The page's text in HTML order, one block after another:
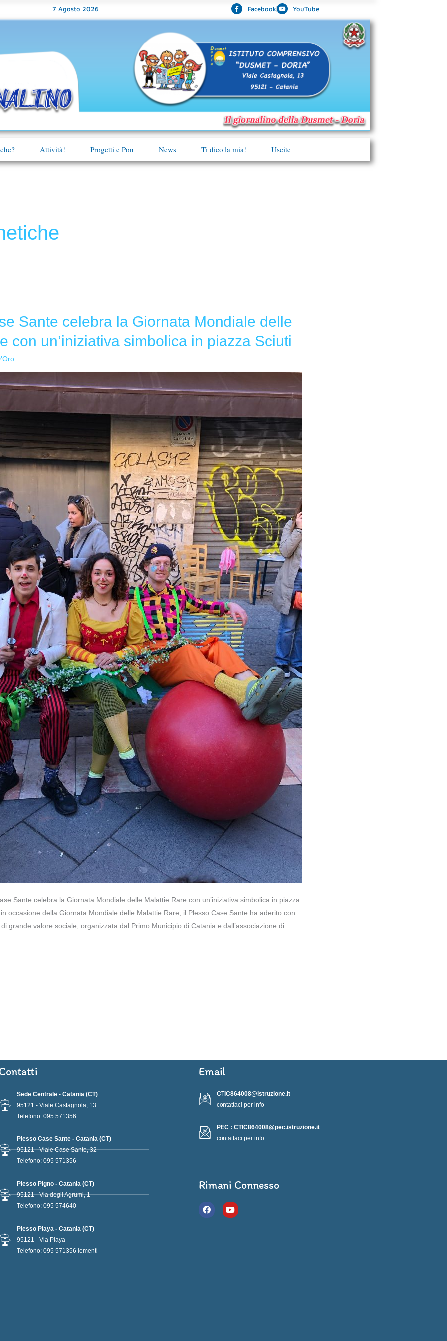
7 Agosto 2026 Facebook YouTube
Attività! Progetti e Pon News Ti dico la mia! Uscite
Sante celebra la Giornata Mondiale delle
con un’iniziativa simbolica in piazza Sciuti
Sante celebra la Giornata Mondiale delle Malattie Rare con un’iniziativa simbolica in piazza
occasione della Giornata Mondiale delle Malattie Rare, il Plesso Case Sante ha aderito con
grande valore sociale, organizzata dal Primo Municipio di Catania e dall’associazione di
Contatti
Sede Centrale - Catania (CT)
95121 - Viale Castagnola, 13
Telefono: 095 571356
Plesso Case Sante - Catania (CT)
95121 - Viale Case Sante, 32
Telefono: 095 571356
Plesso Pigno - Catania (CT)
95121 - Via degli Agrumi, 1
Telefono: 095 574640
Plesso Playa - Catania (CT)
95121 - Via Playa
Telefono: 095 571356 lementi
Email
CTIC864008@istruzione.it
contattaci per info
PEC : CTIC864008@pec.istruzione.it
contattaci per info
Rimani Connesso
F
a
Y
o